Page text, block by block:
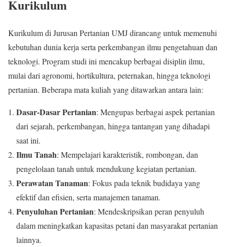
Kurikulum
Kurikulum di Jurusan Pertanian UMJ dirancang untuk memenuhi
kebutuhan dunia kerja serta perkembangan ilmu pengetahuan dan
teknologi. Program studi ini mencakup berbagai disiplin ilmu,
mulai dari agronomi, hortikultura, peternakan, hingga teknologi
pertanian. Beberapa mata kuliah yang ditawarkan antara lain:
Dasar-Dasar Pertanian: Mengupas berbagai aspek pertanian
dari sejarah, perkembangan, hingga tantangan yang dihadapi
saat ini.
Ilmu Tanah: Mempelajari karakteristik, rombongan, dan
pengelolaan tanah untuk mendukung kegiatan pertanian.
Perawatan Tanaman: Fokus pada teknik budidaya yang
efektif dan efisien, serta manajemen tanaman.
Penyuluhan Pertanian: Mendeskripsikan peran penyuluh
dalam meningkatkan kapasitas petani dan masyarakat pertanian
lainnya.